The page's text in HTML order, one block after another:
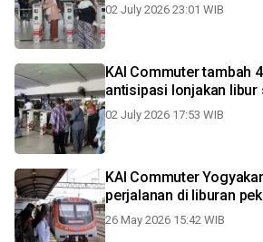
02 July 2026 23:01 WIB
KAI Commuter tambah
antisipasi lonjakan libur
02 July 2026 17:53 WIB
KAI Commuter
perjalanan di liburan
26 May 2026 15:42 WIB